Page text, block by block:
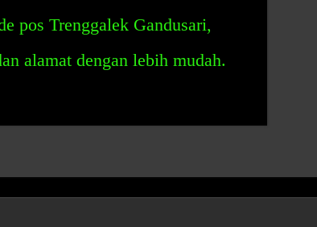
pos Trenggalek Gandusari,
alamat dengan lebih mudah.